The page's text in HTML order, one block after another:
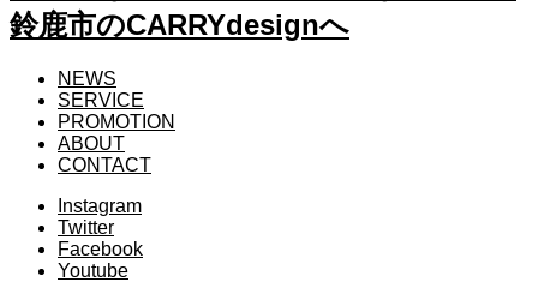
NEWS
SERVICE
PROMOTION
ABOUT
CONTACT
Instagram
Twitter
Facebook
Youtube